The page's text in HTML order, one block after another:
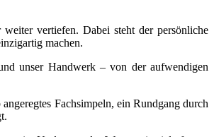
vertiefen. Dabei steht der persönliche
machen.
unser Handwerk – von der aufwendigen
Fachsimpeln, ein Rundgang durch